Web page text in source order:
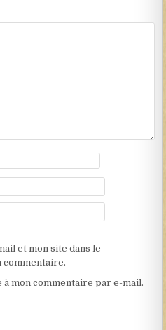
et mon site dans le
commentaire.
mon commentaire par e-mail.